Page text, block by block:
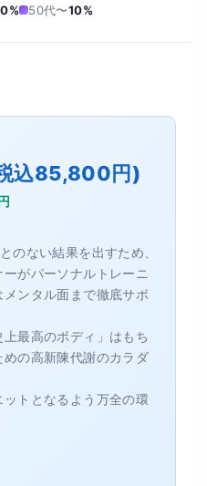
50代〜10%
込85,800円)
のない結果を出すため、
がパーソナルトレーニ
ンタル面まで徹底サポ
最高のボディ」はもち
の高新陳代謝のカラダ
トとなるよう万全の環